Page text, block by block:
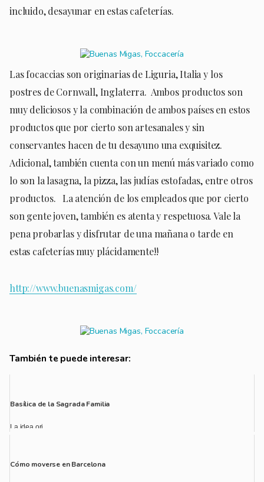
incluido, desayunar en estas cafeterías.
Las focaccias son originarias de Liguria, Italia y los
postres de Cornwall, Inglaterra. Ambos productos son
muy deliciosos y la combinación de ambos países en estos
productos que por cierto son artesanales y sin
conservantes hacen de tu desayuno una exquisitez.
Adicional, también cuenta con un menú más variado como
lo son la lasagna, la pizza, las judías estofadas, entre otros
productos. La atención de los empleados que por cierto
son gente joven, también es atenta y respetuosa. Vale la
pena probarlas y disfrutar de una mañana o tarde en
estas cafeterías muy plácidamente!!
http://www.buenasmigas.com/
También te puede interesar:
Basílica de la Sagrada Familia
La idea ori...
Cómo moverse en Barcelona